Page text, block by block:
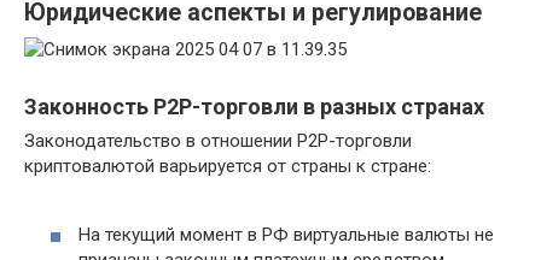
Юридические аспекты и регулирование
Законность P2P-торговли в разных странах
Законодательство в отношении P2P-торговли
криптовалютой варьируется от страны к стране:
На текущий момент в РФ виртуальные валюты не